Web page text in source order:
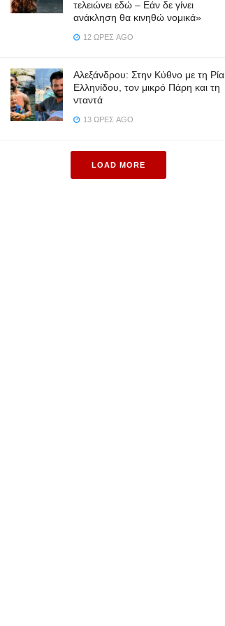
τελειώνει εδώ – Εάν δε γίνει
ανάκληση θα κινηθώ νομικά»
12 ΏΡΕΣ AGO
Αλεξάνδρου: Στην Κύθνο με τη Ρία
Ελληνίδου, τον μικρό Πάρη και τη
νταντά
13 ΏΡΕΣ AGO
LOAD MORE